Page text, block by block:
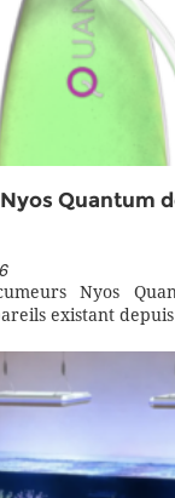
Quantum
Nyos
existant